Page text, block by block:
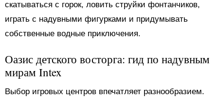
скатываться с горок, ловить струйки фонтанчиков,
играть с надувными фигурками и придумывать
собственные водные приключения.
Оазис детского восторга: гид по надувным
мирам Intex
Выбор игровых центров впечатляет разнообразием.